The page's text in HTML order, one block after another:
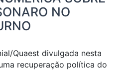
NO
Quaest divulgada nesta
recuperação política do